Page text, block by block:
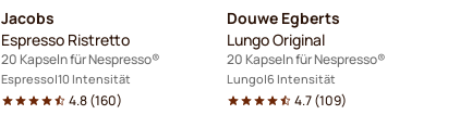
Jacobs
Espresso Ristretto
20 Kapseln für Nespresso®
Espresso 10 Intensität
4.8(160)
Douwe Egberts
Lungo Original
20 Kapseln für Nespresso®
Lungo 6 Intensität
4.7(109)